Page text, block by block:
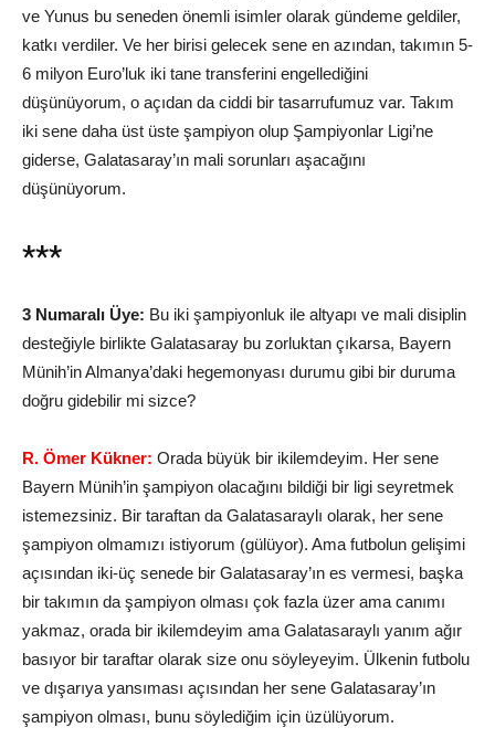
ve Yunus bu seneden önemli isimler olarak gündeme geldiler,
katkı verdiler. Ve her birisi gelecek sene en azından, takımın 5-
6 milyon Euro’luk iki tane transferini engellediğini
düşünüyorum, o açıdan da ciddi bir tasarrufumuz var. Takım
iki sene daha üst üste şampiyon olup Şampiyonlar Ligi’ne
giderse, Galatasaray’ın mali sorunları aşacağını
düşünüyorum.
***
3 Numaralı Üye: Bu iki şampiyonluk ile altyapı ve mali disiplin
desteğiyle birlikte Galatasaray bu zorluktan çıkarsa, Bayern
Münih’in Almanya’daki hegemonyası durumu gibi bir duruma
doğru gidebilir mi sizce?
R. Ömer Kükner: Orada büyük bir ikilemdeyim. Her sene
Bayern Münih’in şampiyon olacağını bildiği bir ligi seyretmek
istemezsiniz. Bir taraftan da Galatasaraylı olarak, her sene
şampiyon olmamızı istiyorum (gülüyor). Ama futbolun gelişimi
açısından iki-üç senede bir Galatasaray’ın es vermesi, başka
bir takımın da şampiyon olması çok fazla üzer ama canımı
yakmaz, orada bir ikilemdeyim ama Galatasaraylı yanım ağır
basıyor bir taraftar olarak size onu söyleyeyim. Ülkenin futbolu
ve dışarıya yansıması açısından her sene Galatasaray’ın
şampiyon olması, bunu söylediğim için üzülüyorum.